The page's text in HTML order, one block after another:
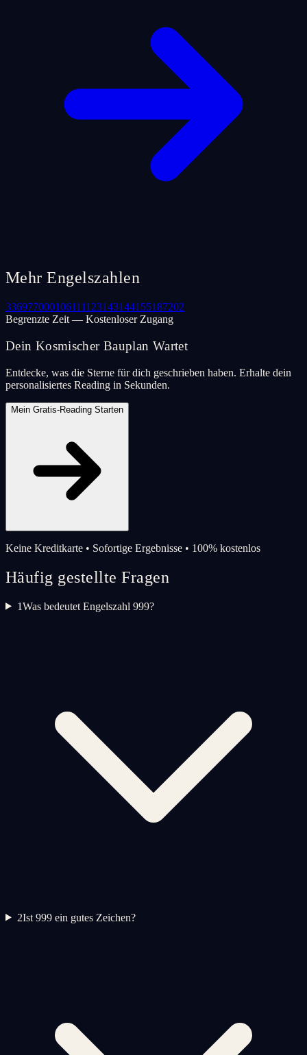
Mehr Engelszahlen
336977000106111123143144155187202
Begrenzte Zeit — Kostenloser Zugang
Dein Kosmischer Bauplan Wartet
Entdecke, was die Sterne für dich geschrieben haben. Erhalte dein
personalisiertes Reading in Sekunden.
Mein Gratis-Reading Starten
Keine Kreditkarte • Sofortige Ergebnisse • 100% kostenlos
Häufig gestellte Fragen
1Was bedeutet Engelszahl 999?
2Ist 999 ein gutes Zeichen?